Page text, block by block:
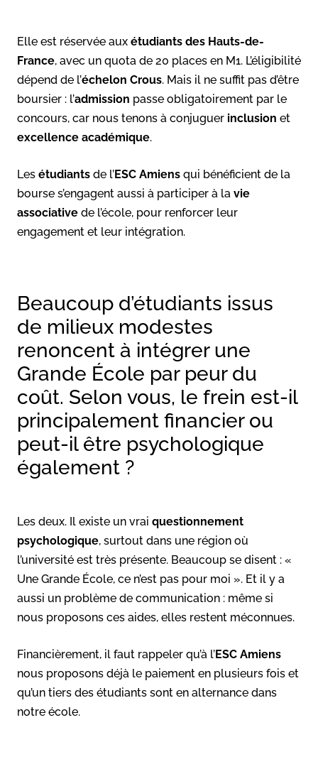
Elle est réservée aux étudiants des Hauts-de-
France, avec un quota de 20 places en M1. L’éligibilité
dépend de l’échelon Crous. Mais il ne suffit pas d’être
boursier : l’admission passe obligatoirement par le
concours, car nous tenons à conjuguer inclusion et
excellence académique.
Les étudiants de l’ESC Amiens qui bénéficient de la
bourse s’engagent aussi à participer à la vie
associative de l’école, pour renforcer leur
engagement et leur intégration.
Beaucoup d’étudiants issus
de milieux modestes
renoncent à intégrer une
Grande École par peur du
coût. Selon vous, le frein est-il
principalement financier ou
peut-il être psychologique
également ?
Les deux. Il existe un vrai questionnement
psychologique, surtout dans une région où
l’université est très présente. Beaucoup se disent : «
Une Grande École, ce n’est pas pour moi ». Et il y a
aussi un problème de communication : même si
nous proposons ces aides, elles restent méconnues.
Financièrement, il faut rappeler qu’à l’ESC Amiens
nous proposons déjà le paiement en plusieurs fois et
qu’un tiers des étudiants sont en alternance dans
notre école.